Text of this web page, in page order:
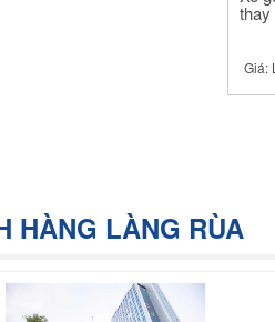
thay
Giá:
HÀNG LÀNG RÙA